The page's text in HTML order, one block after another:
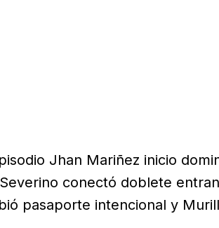
Jhan Mariñez inicio
conectó doblete
pasaporte intencional y